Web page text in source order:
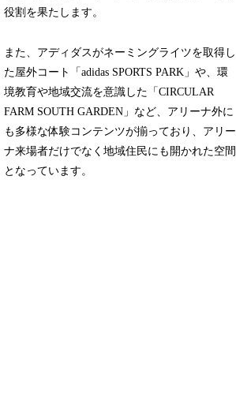
役割を果たします。
また、アディダスがネーミングライツを取得し
た屋外コート「adidas SPORTS PARK」や、環
境教育や地域交流を意識した「CIRCULAR
FARM SOUTH GARDEN」など、アリーナ外に
も多様な体験コンテンツが揃っており、アリー
ナ来場者だけでなく地域住民にも開かれた空間
となっています。